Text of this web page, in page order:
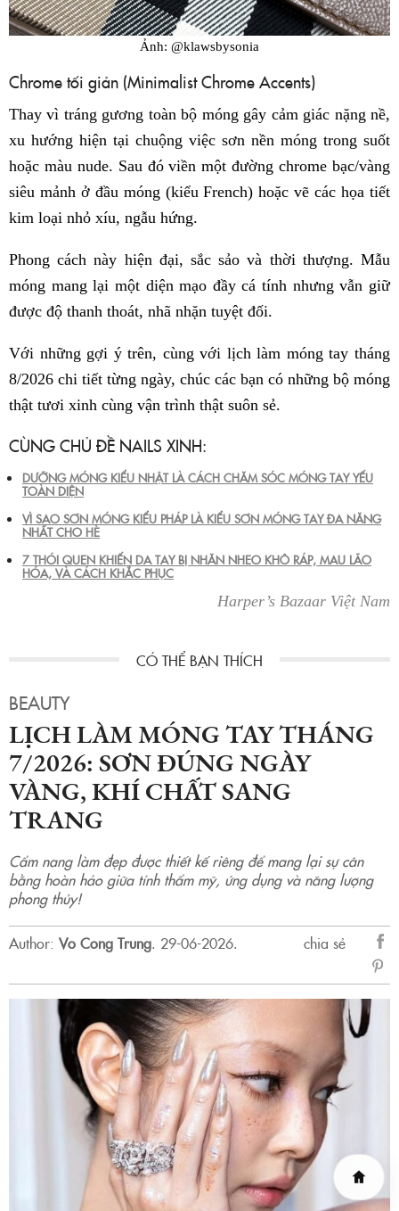
Ảnh: @klawsbysonia
Chrome tối giản (Minimalist Chrome Accents)
Thay vì tráng gương toàn bộ móng gây cảm giác nặng nề,
xu hướng hiện tại chuộng việc sơn nền móng trong suốt
hoặc màu nude. Sau đó viền một đường chrome bạc/vàng
siêu mảnh ở đầu móng (kiểu French) hoặc vẽ các họa tiết
kim loại nhỏ xíu, ngẫu hứng.
Phong cách này hiện đại, sắc sảo và thời thượng. Mẫu
móng mang lại một diện mạo đầy cá tính nhưng vẫn giữ
được độ thanh thoát, nhã nhặn tuyệt đối.
Với những gợi ý trên, cùng với lịch làm móng tay tháng
8/2026 chi tiết từng ngày, chúc các bạn có những bộ móng
thật tươi xinh cùng vận trình thật suôn sẻ.
CÙNG CHỦ ĐỀ NAILS XINH:
DƯỠNG MÓNG KIỂU NHẬT LÀ CÁCH CHĂM SÓC MÓNG TAY YẾU
TOÀN DIỆN
VÌ SAO SƠN MÓNG KIỂU PHÁP LÀ KIỂU SƠN MÓNG TAY ĐA NĂNG
NHẤT CHO HÈ
7 THÓI QUEN KHIẾN DA TAY BỊ NHĂN NHEO KHÔ RÁP, MAU LÃO
HÓA, VÀ CÁCH KHẮC PHỤC
Harper’s Bazaar Việt Nam
BEAUTY
LỊCH LÀM MÓNG TAY THÁNG
7/2026: SƠN ĐÚNG NGÀY
VÀNG, KHÍ CHẤT SANG
TRANG
Cẩm nang làm đẹp được thiết kế riêng để mang lại sự cân
bằng hoàn hảo giữa tính thẩm mỹ, ứng dụng và năng lượng
phong thủy!
Author: Vo Cong Trung. 29-06-2026.
chia sẻ
sẻ